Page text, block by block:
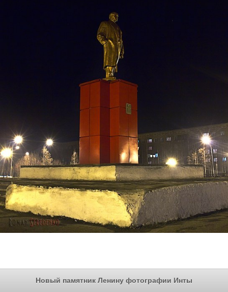
Новый памятник Ленину фотографии Инты